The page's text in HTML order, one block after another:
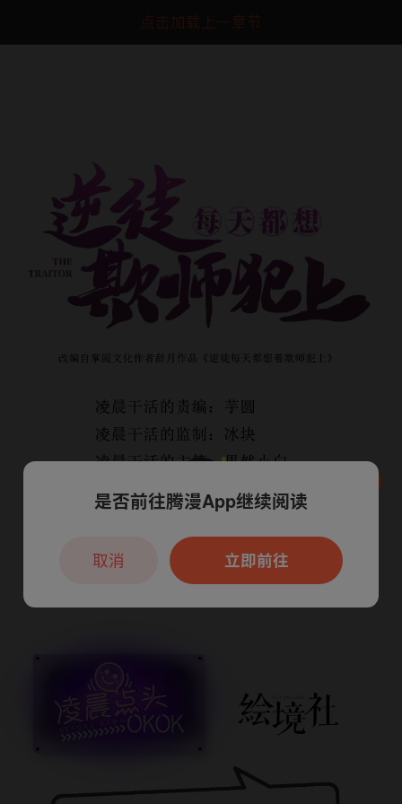
点击加载上一章节
本章节仅支持App阅读，可打开App新用
户7天免费看
是否前往腾漫App继续阅读
立即前往
取消